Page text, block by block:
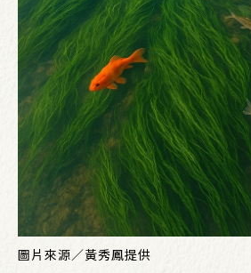
圖片來源／黃秀鳳提供